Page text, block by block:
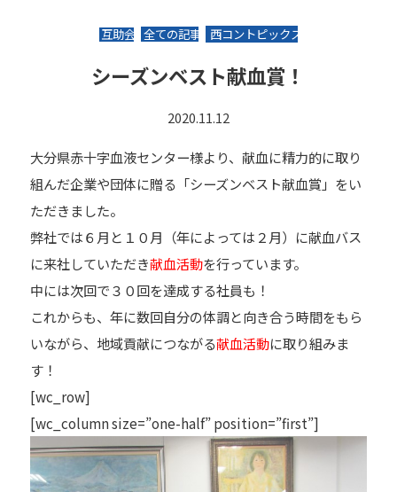
互助会 全ての記事 西コントピックス
シーズンベスト献血賞！
2020.11.12
大分県赤十字血液センター様より、献血に精力的に取り
組んだ企業や団体に贈る「シーズンベスト献血賞」をい
ただきました。
弊社では６月と１０月（年によっては２月）に献血バス
に来社していただき献血活動を行っています。
中には次回で３０回を達成する社員も！
これからも、年に数回自分の体調と向き合う時間をもら
いながら、地域貢献につながる献血活動に取り組みま
す！
[wc_row]
[wc_column size=”one-half” position=”first”]